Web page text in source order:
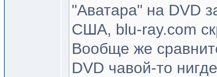
"Аватара" на DVD
США, blu-ray.com
Вообще же
DVD чавой-то